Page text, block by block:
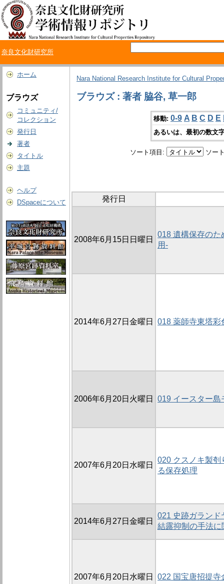
奈良文化財研究所
ホーム
ブラウズ
コミュニティ/
コレクション
発行日
著者
タイトル
主題
ヘルプ
DSpaceについて
Nara National Research Institute for Cultural
ブラウズ : 著者 脇谷, 草一郎
移動: 0-9 A B C D E
あるいは、最初の数文
ソート項目: ソー
発行日
2008年6月15日日曜日
018 遺構保存のた
用-
2014年6月27日金曜日 018 薬師寺東塔彩
2006年6月20日火曜日 019 イースター島
2007年6月20日水曜日
020 クスノキ製刳
る保存処理
2014年6月27日金曜日
021 史跡ガラン
結露抑制の手法に
2007年6月20日水曜日 022 国宝唐招提寺